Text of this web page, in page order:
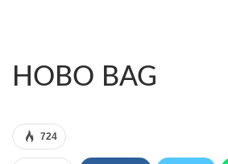
HOBO BAG
724